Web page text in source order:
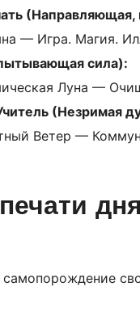
(Направляющая,
— Игра. Магия.
сила):
Луна —
(Незримая
Ветер —
самопорождение